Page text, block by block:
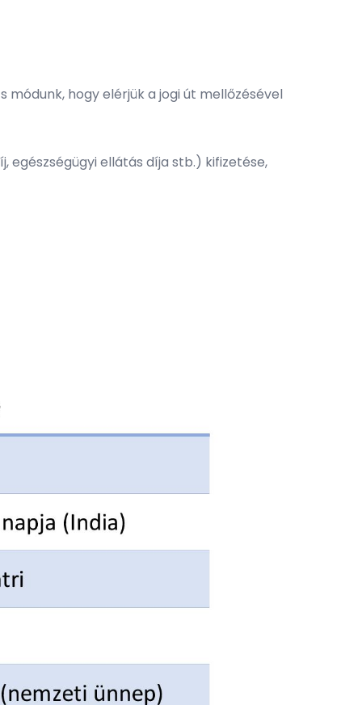
hogy elérjük a jogi út mellőzésével
egészségügyi ellátás díja stb.) kifizetése,